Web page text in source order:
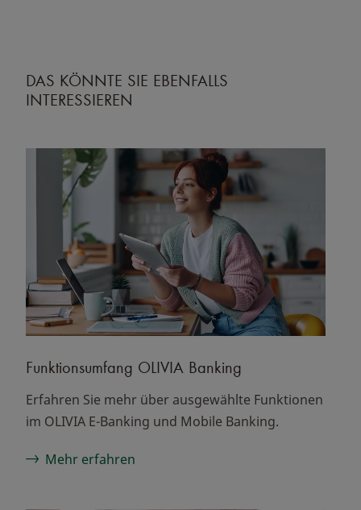
DAS KÖNNTE SIE EBENFALLS
INTERESSIEREN
Funktionsumfang OLIVIA Banking
Erfahren Sie mehr über ausgewählte Funktionen
im OLIVIA E-Banking und Mobile Banking.
Mehr erfahren